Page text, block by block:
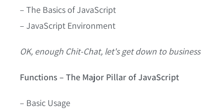
– The Basics of JavaScript
– JavaScript Environment
OK, enough Chit-Chat, let's get down to business
Functions – The Major Pillar of JavaScript
– Basic Usage